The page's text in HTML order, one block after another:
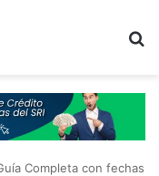
Completa con fechas